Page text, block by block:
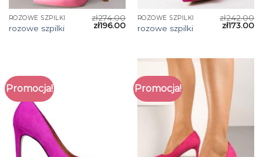
ROZOWE SZPILKI
rozowe szpilki
zł274.00
zł196.00
ROZOWE SZPILKI
rozowe szpilki
zł242.00
zł173.00
Promocja! Promocja!